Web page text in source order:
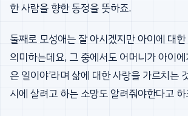
한 사람을 향한 동정을 뜻하죠.
둘째로 모성애는 잘 아시겠지만 아이에 대
의미하는데요, 그 중에서도 어머니가 아이
은 일이야’라며 삶에 대한 사랑을 가르치는
시에 살려고 하는 소망도 알려줘야한다고 하